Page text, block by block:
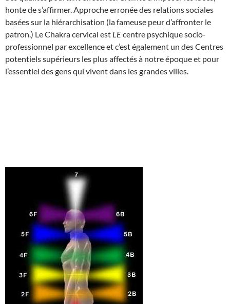
honte de s’affirmer. Approche erronée des relations sociales
basées sur la hiérarchisation (la fameuse peur d’affronter le
patron.) Le Chakra cervical est LEcentre psychique socio-
professionnel par excellence et c’est également un des Centres
potentiels supérieurs les plus affectés à notre époque et pour
l’essentiel des gens qui vivent dans les grandes villes.